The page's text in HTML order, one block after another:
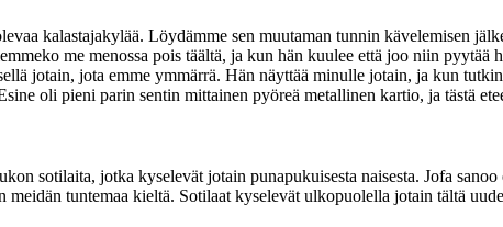
kalastajakylää. Löydämme sen muutaman tunnin kävelemisen
me menossa pois täältä, ja kun hän kuulee että joo niin pyytää
jotain, jota emme ymmärrä. Hän näyttää minulle jotain, ja kun
oli pieni parin sentin mittainen pyöreä metallinen kartio, ja tästä
sotilaita, jotka kyselevät jotain punapukuisesta naisesta. Jofa
meidän tuntemaa kieltä. Sotilaat kyselevät ulkopuolella jotain tältä